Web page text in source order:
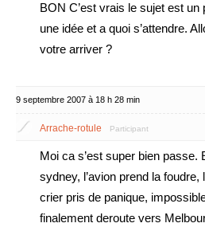
BON C’est vrais le sujet est
une idée et a quoi s’attendre.
votre arriver ?
9 septembre 2007 à 18 h 28 min
Arrache-rotule Participant
Moi ca s’est super bien passe.
sydney, l’avion prend la
crier pris de panique,
finalement deroute vers